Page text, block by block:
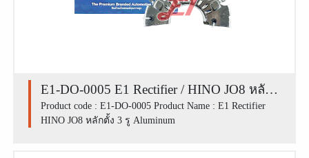
E1-DO-0005 E1 Rectifier / HINO JO8 หลัก
ตั้ง 3 รู Aluminum
Product code : E1-DO-0005 Product Name : E1 Rectifier
HINO JO8 หลักตั้ง 3 รู Aluminum